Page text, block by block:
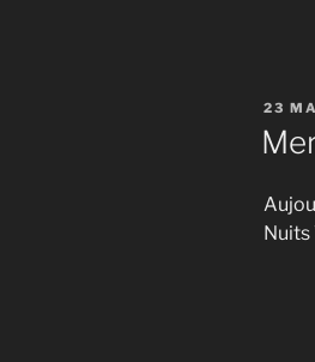
23
Nuits